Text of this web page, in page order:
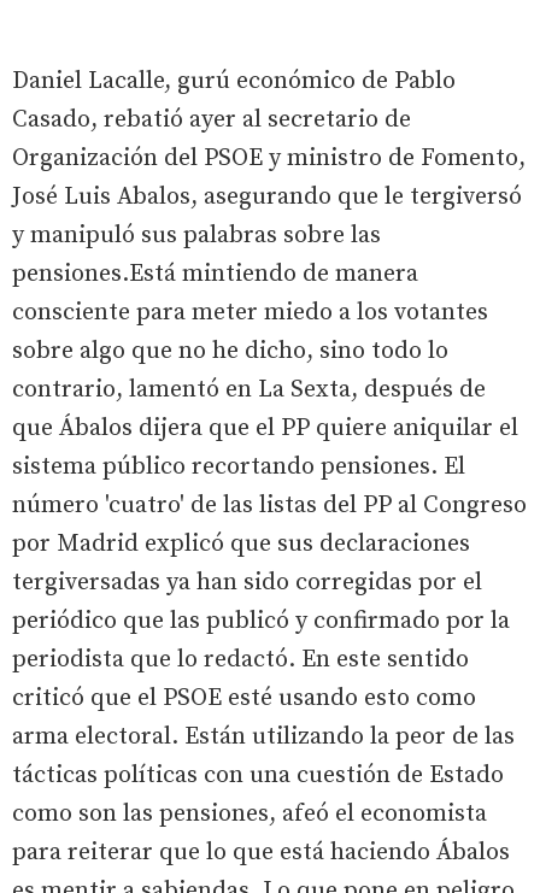
Daniel Lacalle, gurú económico de Pablo
Casado, rebatió ayer al secretario de
Organización del PSOE y ministro de Fomento,
José Luis Abalos, asegurando que le tergiversó
y manipuló sus palabras sobre las
pensiones.Está mintiendo de manera
consciente para meter miedo a los votantes
sobre algo que no he dicho, sino todo lo
contrario, lamentó en La Sexta, después de
que Ábalos dijera que el PP quiere aniquilar el
sistema público recortando pensiones. El
número 'cuatro' de las listas del PP al Congreso
por Madrid explicó que sus declaraciones
tergiversadas ya han sido corregidas por el
periódico que las publicó y confirmado por la
periodista que lo redactó. En este sentido
criticó que el PSOE esté usando esto como
arma electoral. Están utilizando la peor de las
tácticas políticas con una cuestión de Estado
como son las pensiones, afeó el economista
para reiterar que lo que está haciendo Ábalos